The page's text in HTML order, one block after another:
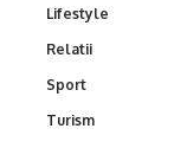
Lifestyle
Relatii
Sport
Turism